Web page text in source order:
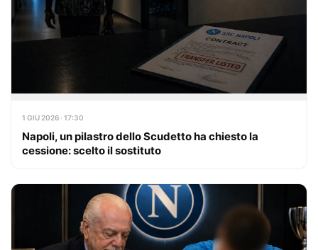
1 GIU 2026 · 17:30
Napoli, un pilastro dello Scudetto ha chiesto la
cessione: scelto il sostituto